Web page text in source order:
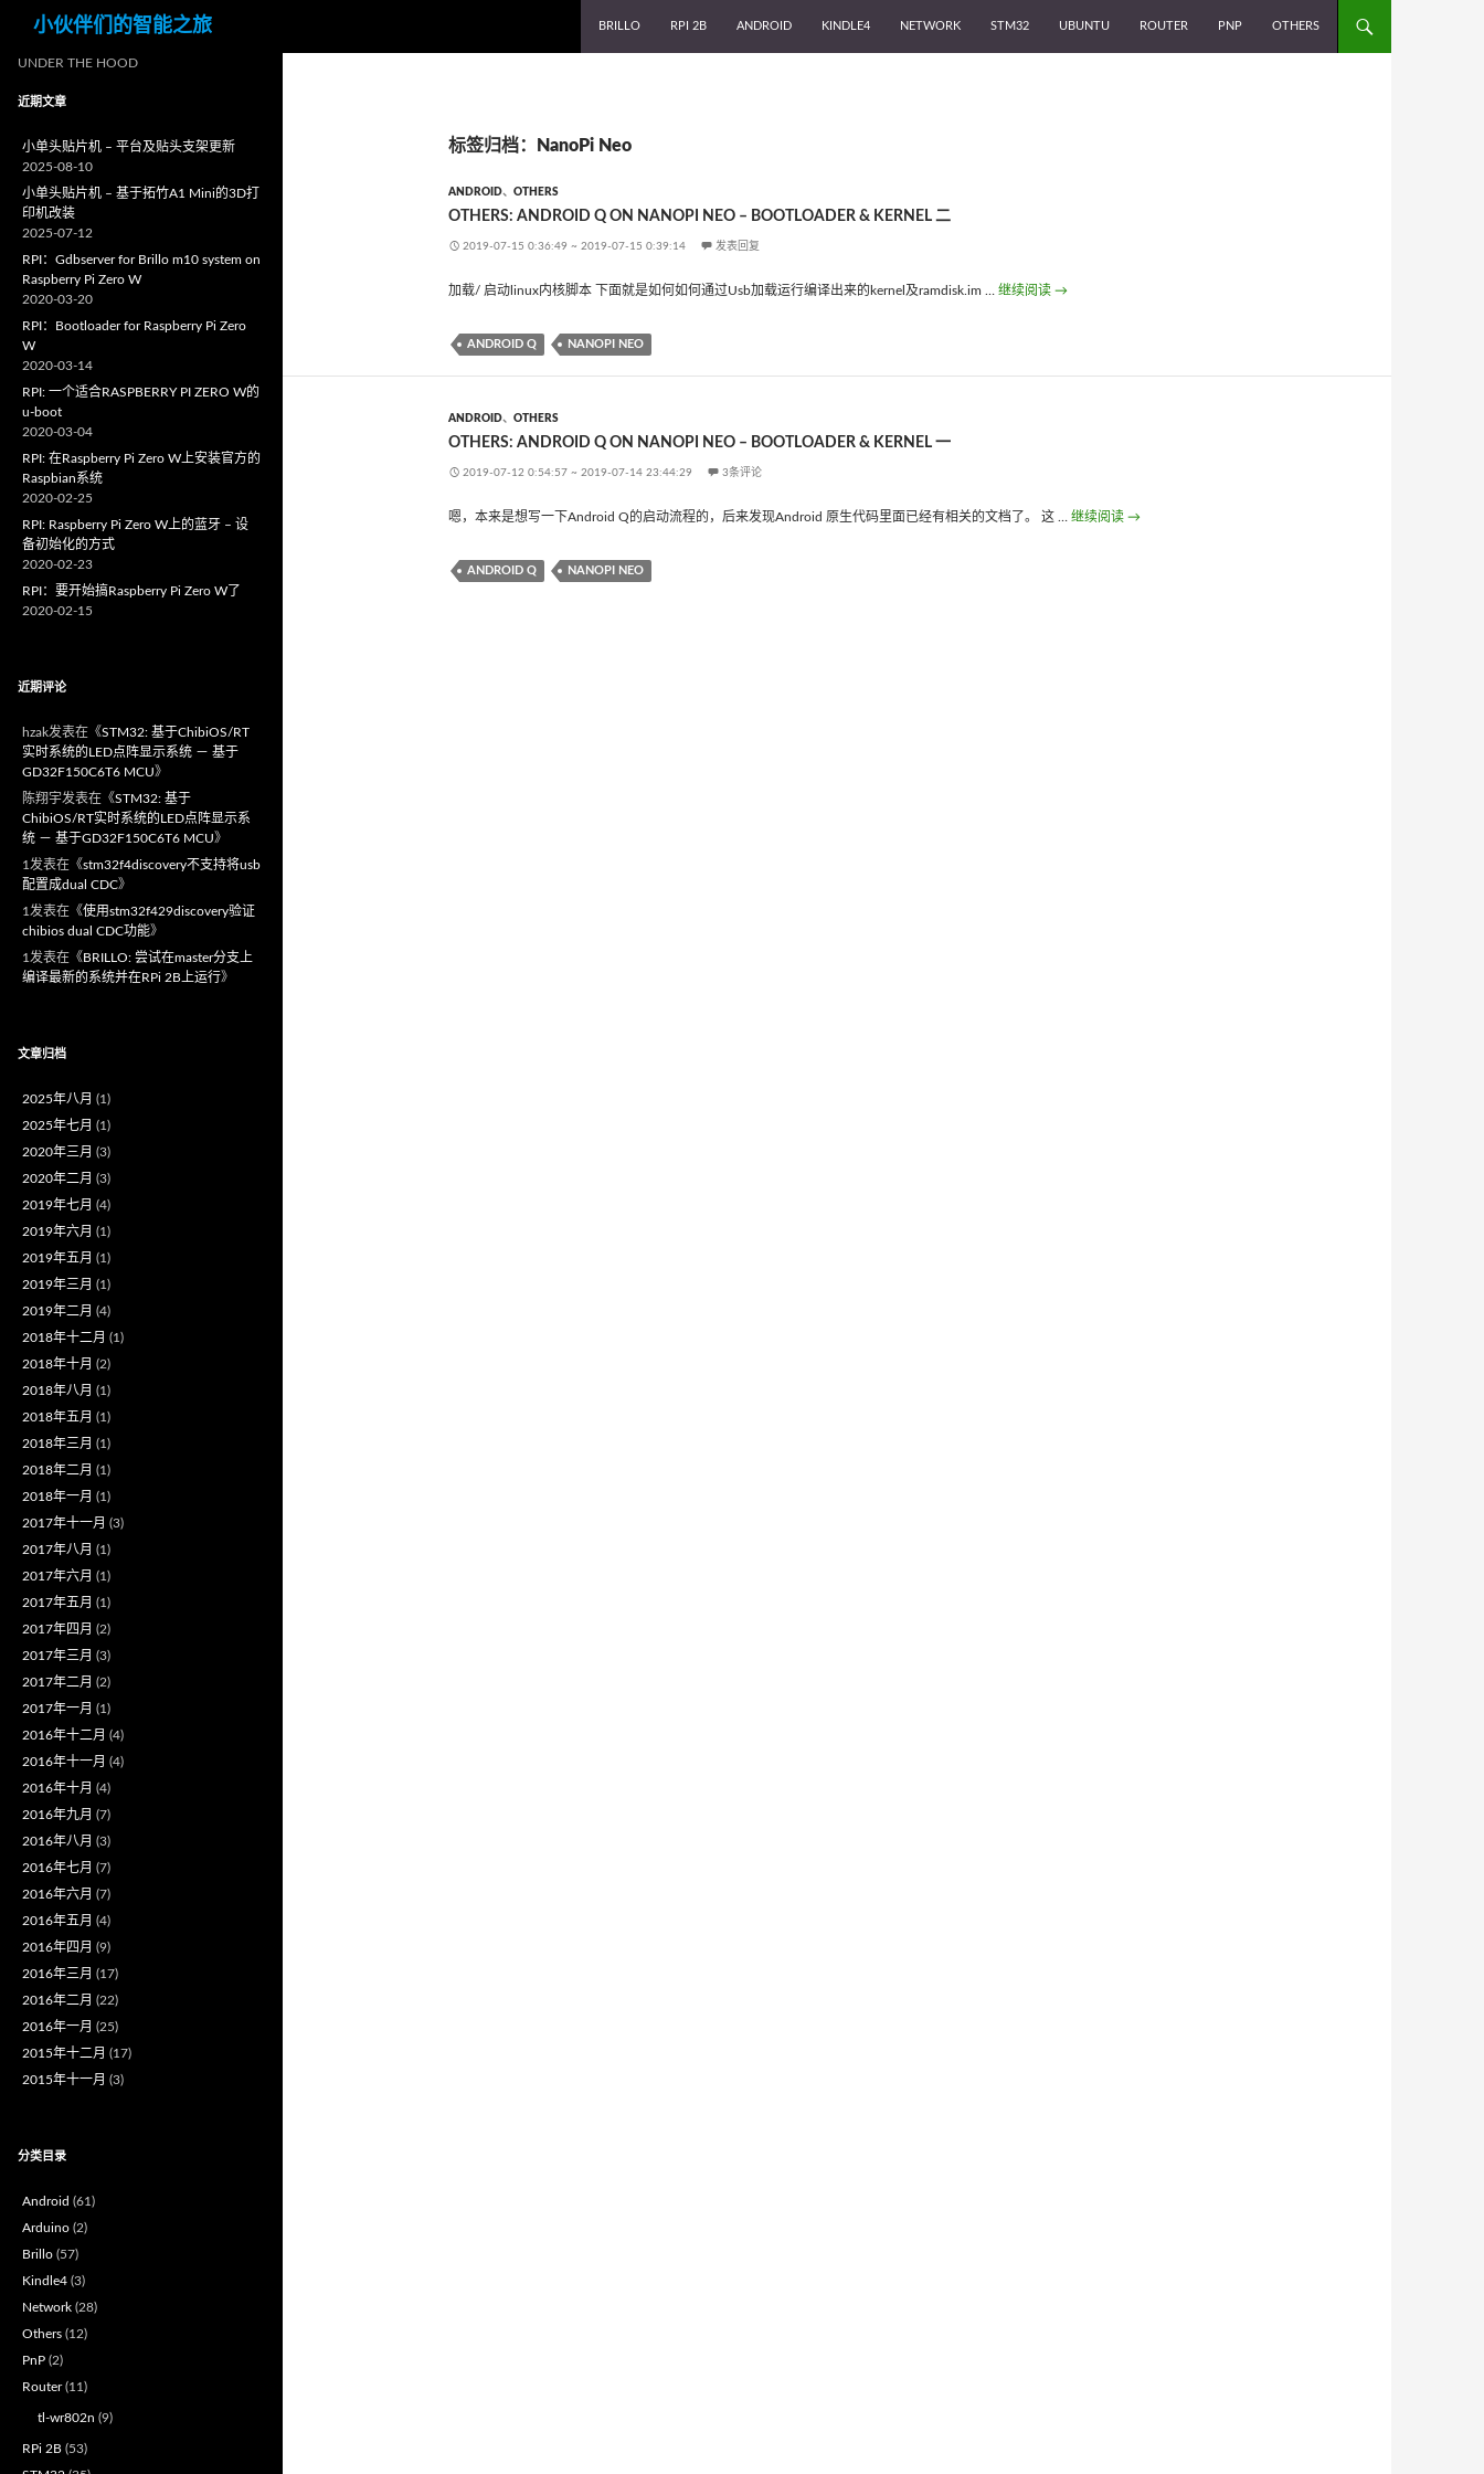
小伙伴们的智能之旅
BRILLO
RPI 2B ANDROID KINDLE4 NETWORK STM32 UBUNTU ROUTER PNP OTHERS
标签归档：NanoPi Neo
ANDROID、 OTHERS
OTHERS: ANDROID Q ON NANOPI NEO – BOOTLOADER & KERNEL 二
2019-07-15 0:36:49 ~ 2019-07-15 0:39:14 发表回复
加载/ 启动linux内核脚本 下面就是如何如何通过Usb加载运行编译出来的kernel及ramdisk.im … 继续阅读 Others: Android Q on NanoPi Neo – bootloader & kernel 二
→
ANDROID Q NANOPI NEO
ANDROID、 OTHERS
OTHERS: ANDROID Q ON NANOPI NEO – BOOTLOADER & KERNEL 一
2019-07-12 0:54:57 ~ 2019-07-14 23:44:29 3条评论
嗯，本来是想写一下Android Q的启动流程的，后来发现Android 原生代码里面已经有相关的文档了。 这 … 继续阅读 Others: Android Q on NanoPi Neo – bootloader & kernel 一
→
ANDROID Q NANOPI NEO
UNDER THE HOOD
近期文章
小单头贴片机 – 平台及贴头支架更新
2025-08-10
小单头贴片机 – 基于拓竹A1 Mini的3D打
印机改装
2025-07-12
RPI：Gdbserver for Brillo m10 system on
Raspberry Pi Zero W
2020-03-20
RPI：Bootloader for Raspberry Pi Zero
W
2020-03-14
RPI: 一个适合RASPBERRY PI ZERO W的
u-boot
2020-03-04
RPI: 在Raspberry Pi Zero W上安装官方的
Raspbian系统
2020-02-25
RPI: Raspberry Pi Zero W上的蓝牙 – 设
备初始化的方式
2020-02-23
RPI：要开始搞Raspberry Pi Zero W了
2020-02-15
近期评论
hzak发表在《STM32: 基于ChibiOS/RT
实时系统的LED点阵显示系统 － 基于
GD32F150C6T6 MCU》
陈翔宇发表在《STM32: 基于
ChibiOS/RT实时系统的LED点阵显示系
统 － 基于GD32F150C6T6 MCU》
1 发表在《stm32f4discovery不支持将usb
配置成dual CDC》
1 发表在《使用stm32f429discovery验证
chibios dual CDC功能》
1 发表在《BRILLO: 尝试在master分支上
编译最新的系统并在RPi 2B上运行》
文章归档
2025年八月 (1)
2025年七月 (1)
2020年三月 (3)
2020年二月 (3)
2019年七月 (4)
2019年六月 (1)
2019年五月 (1)
2019年三月 (1)
2019年二月 (4)
2018年十二月 (1)
2018年十月 (2)
2018年八月 (1)
2018年五月 (1)
2018年三月 (1)
2018年二月 (1)
2018年一月 (1)
2017年十一月 (3)
2017年八月 (1)
2017年六月 (1)
2017年五月 (1)
2017年四月 (2)
2017年三月 (3)
2017年二月 (2)
2017年一月 (1)
2016年十二月 (4)
2016年十一月 (4)
2016年十月 (4)
2016年九月 (7)
2016年八月 (3)
2016年七月 (7)
2016年六月 (7)
2016年五月 (4)
2016年四月 (9)
2016年三月 (17)
2016年二月 (22)
2016年一月 (25)
2015年十二月 (17)
2015年十一月 (3)
分类目录
Android (61)
Arduino (2)
Brillo (57)
Kindle4 (3)
Network (28)
Others (12)
PnP (2)
Router(11)
tl-wr802n (9)
RPi 2B (53)